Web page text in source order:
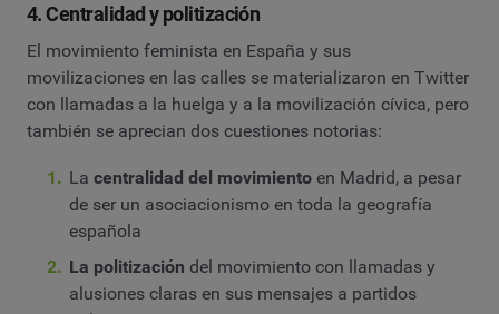
4. Centralidad y politización
El movimiento feminista en España y sus
movilizaciones en las calles se materializaron en Twitter
con llamadas a la huelga y a la movilización cívica, pero
también se aprecian dos cuestiones notorias:
Lacentralidad del movimiento en Madrid, a pesar
de ser un asociacionismo en toda la geografía
española
La politización del movimiento con llamadas y
alusiones claras en sus mensajes a partidos